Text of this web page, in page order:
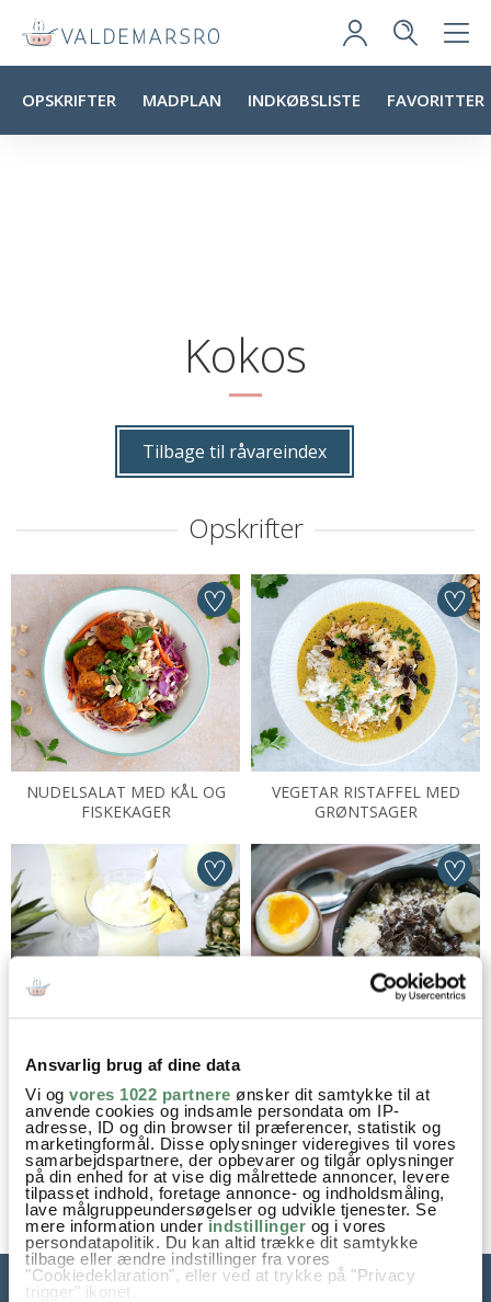
Ansvarlig brug af dine data
Vi og vores 1022 partnere ønsker dit samtykke til at
anvende cookies og indsamle persondata om IP-
adresse, ID og din browser til præferencer, statistik og
marketingformål. Disse oplysninger videregives til vores
samarbejdspartnere, der opbevarer og tilgår oplysninger
på din enhed for at vise dig målrettede annoncer, levere
tilpasset indhold, foretage annonce- og indholdsmåling,
lave målgruppeundersøgelser og udvikle tjenester. Se
mere information under indstillinger og i vores
persondatapolitik. Du kan altid trække dit samtykke
tilbage eller ændre indstillinger fra vores
"Cookiedeklaration", eller ved at trykke på "Privacy
trigger" ikonet.
OPSKRIFTER MADPLAN INDKØBSLISTE FAVORITTER
Kokos
Tilbage til råvareindex
Opskrifter
NUDELSALAT MED KÅL OG
FISKEKAGER
VEGETAR RISTAFFEL MED
GRØNTSAGER
PINA COLADA